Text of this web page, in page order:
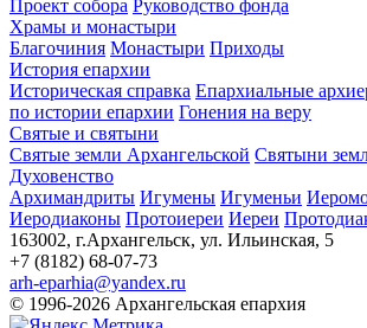
Проект собора Руководство фонда
Храмы и монастыри
Благочиния Монастыри Приходы
История епархии
Историческая справка Епархиальные
по истории епархии Гонения на веру
Святые и святыни
Святые земли Архангельской Святыни
Духовенство
Архимандриты Игумены Игуменьи
Иеродиаконы Протоиереи Иереи
163002, г.Архангельск, ул. Ильинская, 5
+7 (8182) 68-07-73
arh-eparhia@yandex.ru
© 1996-2026 Архангельская епархия